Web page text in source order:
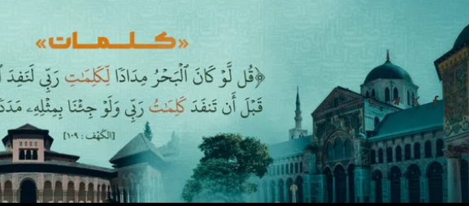
Facebook
X
(Twitter)
Telegram
WhatsApp